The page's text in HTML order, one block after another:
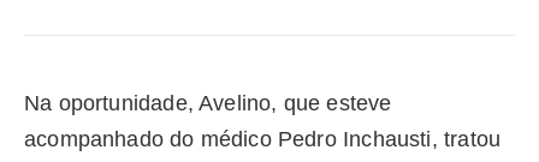
Na oportunidade, Avelino, que esteve
acompanhado do médico Pedro Inchausti, tratou